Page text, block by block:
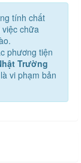
tính chất
chữa
phương tiện
Trường
là vi phạm bản